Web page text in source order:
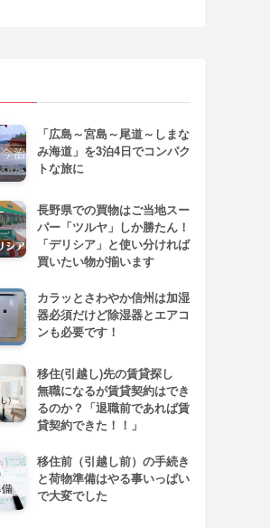
「広島～宮島～尾道～しまな
み海道」を3泊4日でコンパク
トな旅に
長野県での買物はご当地スー
パー「ツルヤ」しか勝たん！
「デリシア」と使い分ければ
買いたい物が揃います
カラッとさわやか信州は加湿
器必須だけど除湿器とエアコ
ンも必要です！
移住(引越し)先の賃貸探し
無職になるが賃貸契約はでき
るのか？「退職前であれば賃
貸契約できた！！」
移住前（引越し前）の手続き
と荷物準備はやる事いっぱい
で大変でした